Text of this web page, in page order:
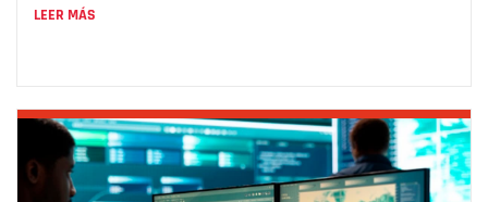
LEER MÁS